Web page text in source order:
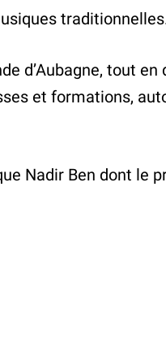
d’Aubagne, tout en
et formations,
Nadir Ben dont le